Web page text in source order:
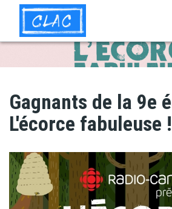
contenu
principal
Gagnants de la 9e
L'écorce fabuleuse !